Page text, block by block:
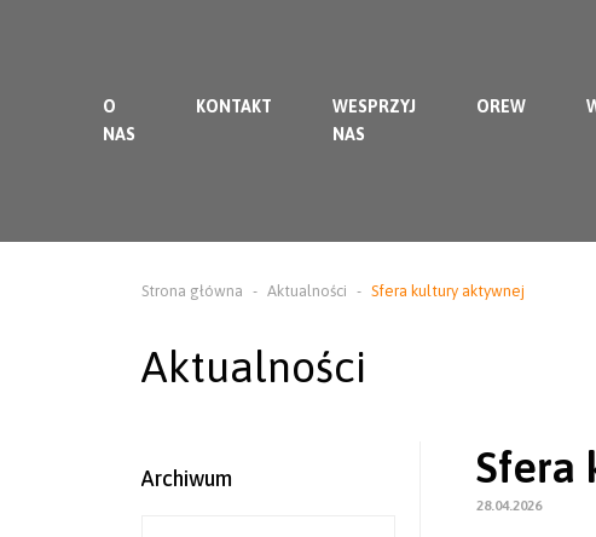
O
NAS
KONTAKT
WESPRZYJ
NAS
OREW
Strona główna Aktualności Sfera kultury aktywnej
Aktualności
Archiwum Sfera
28.04.2026